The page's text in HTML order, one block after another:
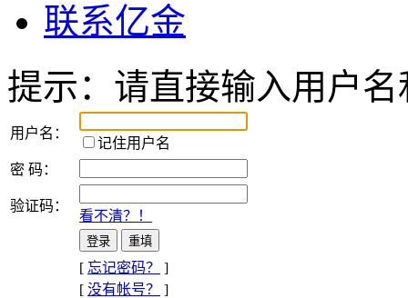
联系亿金
提示： 请直接输入用户名
用户名：
记住用户名
密 码：
验证码：
看不清？！
[ 忘记密码？
]
[ 没有帐号？ ]